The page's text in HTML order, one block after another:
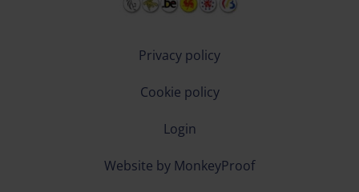
Privacy policy
Cookie policy
Login
Website by MonkeyProof